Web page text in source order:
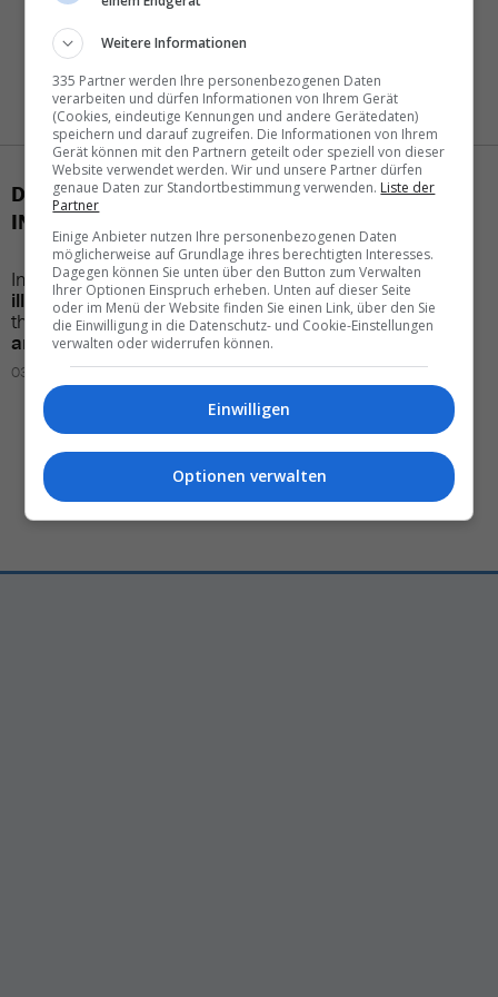
DAS KÖNNTE SIE AUCH
INTERESSIEREN
Increasedrisk of
illnessinCape Verde–
the mostimportant
answers
03.03.2026 – 06:00
WhyBoston belongs on
yourU.S. bucket List
11.02.2026 – 16:01
Weitere Informationen
335 Partner werden Ihre personenbezogenen Daten
verarbeiten und dürfen Informationen von Ihrem Gerät
(Cookies, eindeutige Kennungen und andere Gerätedaten)
speichern und darauf zugreifen. Die Informationen von Ihrem
Gerät können mit den Partnern geteilt oder speziell von dieser
Website verwendet werden. Wir und unsere Partner dürfen
genaue Daten zur Standortbestimmung verwenden. Liste der
Partner
Einige Anbieter nutzen Ihre personenbezogenen Daten
möglicherweise auf Grundlage ihres berechtigten Interesses.
Dagegen können Sie unten über den Button zum Verwalten
Ihrer Optionen Einspruch erheben. Unten auf dieser Seite
oder im Menü der Website finden Sie einen Link, über den Sie
die Einwilligung in die Datenschutz- und Cookie-Einstellungen
verwalten oder widerrufen können.
Einwilligen
Optionen verwalten